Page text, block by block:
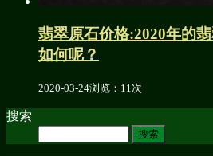
翡翠原石价格:2020年的
如何呢？
2020-03-24浏览：11次
搜索